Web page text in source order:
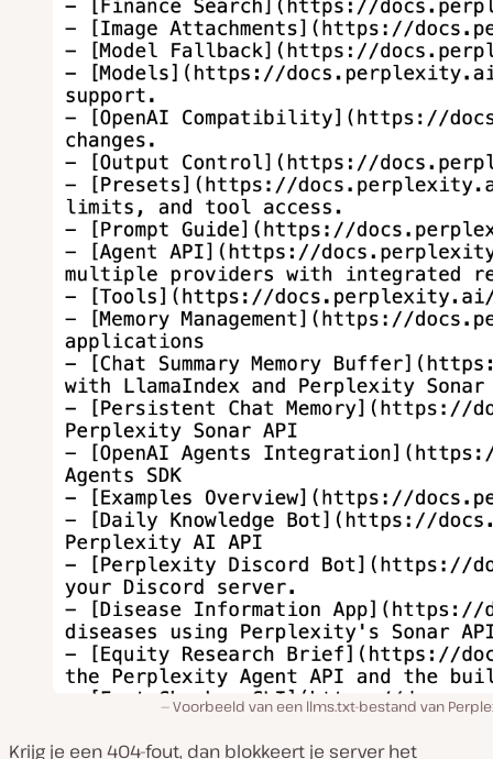
Voorbeeld van een llms.txt-bestand van
Krijg je een 404-fout, dan blokkeert je server het